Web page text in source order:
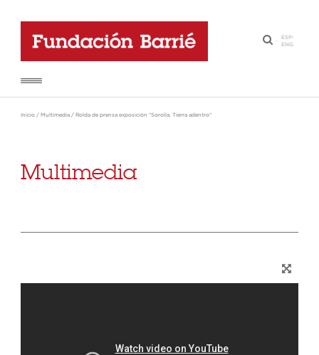
·
ESP-
ENG
Inicio / Multimedia / Rolda de prensa exposición "Sorolla. Tierra adentro"
Multimedia